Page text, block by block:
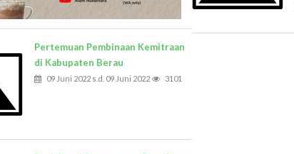
Pertemuan Pembinaan Kemitraan
di Kabupaten Berau
09 Juni 2022 s.d. 09 Juni 2022 3101